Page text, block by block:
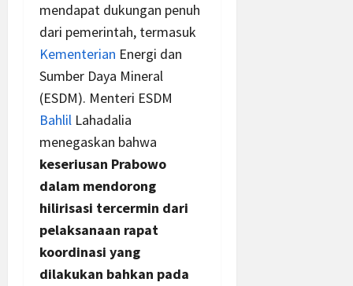
mendapat dukungan penuh
dari pemerintah, termasuk
Kementerian Energi dan
Sumber Daya Mineral
(ESDM). Menteri ESDM
Bahlil Lahadalia
menegaskan bahwa
keseriusan Prabowo
dalam mendorong
hilirisasi tercermin dari
pelaksanaan rapat
koordinasi yang
dilakukan bahkan pada